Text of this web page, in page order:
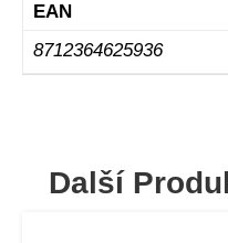
EAN
8712364625936
Další